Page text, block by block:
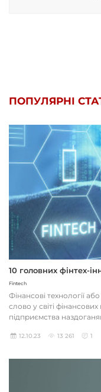
ПОПУЛЯРНІ
10 головних фінтех-
Fintech
Фінансові технології
слово у світі
підприємства
12.10.23 13 261 1